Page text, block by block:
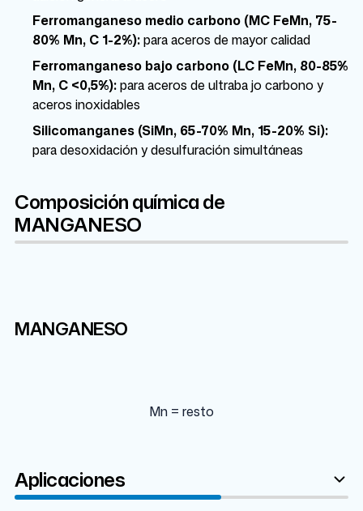
Ferromanganeso medio carbono (MC FeMn, 75-
80% Mn, C 1-2%):para aceros de mayor calidad
Ferromanganeso bajo carbono (LC FeMn, 80-85%
Mn, C <0,5%):para aceros de ultraba jo carbono y
aceros inoxidables
Silicomanganes (SiMn, 65-70% Mn, 15-20% Si):
para desoxidación y desulfuración simultáneas
Composición química de
MANGANESO
MANGANESO
Mn = resto
Aplicaciones